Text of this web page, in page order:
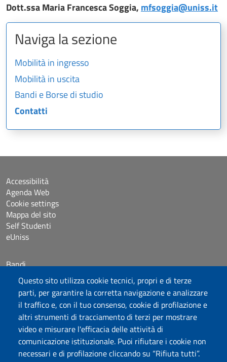
Questo sito utilizza cookie tecnici, propri e di terze
parti, per garantire la corretta navigazione e analizzare
il traffico e, con il tuo consenso, cookie di profilazione e
altri strumenti di tracciamento di terzi per mostrare
video e misurare l'efficacia delle attività di
comunicazione istituzionale. Puoi rifiutare i cookie non
necessari e di profilazione cliccando su “Rifiuta tutti”.
Dott.ssa Maria Francesca Soggia, mfsoggia@uniss.it
Naviga la sezione
Mobilità in ingresso
Mobilità in uscita
Bandi e Borse di studio
Contatti
Università degli Studi di Sassari
Piazza Università 21, Sassari
Accessibilità
Agenda Web
Cookie settings
Mappa del sito
Self Studenti
eUniss
Bandi
Posta elettronica @uniss.it
Protocollo
Seguici su